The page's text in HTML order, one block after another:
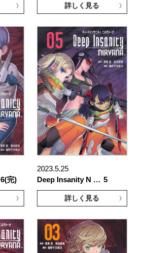
詳しく見る
6(完)
2023.5.25
Deep Insanity N … 5
詳しく見る